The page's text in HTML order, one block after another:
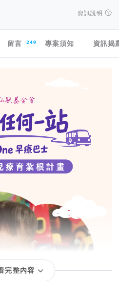
資訊說明
留言 249 專案須知 資訊揭
完整內容